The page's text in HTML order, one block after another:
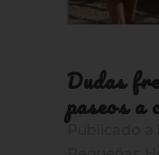
Dudas
paseos a